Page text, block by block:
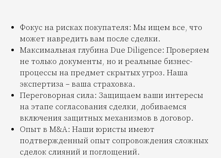
Фокус на рисках покупателя: Мы ищем все, что
может навредить вам после сделки.
Максимальная глубина Due Diligence: Проверяем
не только документы, но и реальные бизнес-
процессы на предмет скрытых угроз. Наша
экспертиза – ваша страховка.
Переговорная сила: Защищаем ваши интересы
на этапе согласования сделки, добиваемся
включения защитных механизмов в договор.
Опыт в M&A: Наши юристы имеют
подтвержденный опыт сопровождения сложных
сделок слияний и поглощений.